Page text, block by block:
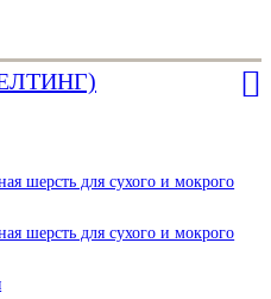
шерсть для сухого и мокрого
шерсть для сухого и мокрого